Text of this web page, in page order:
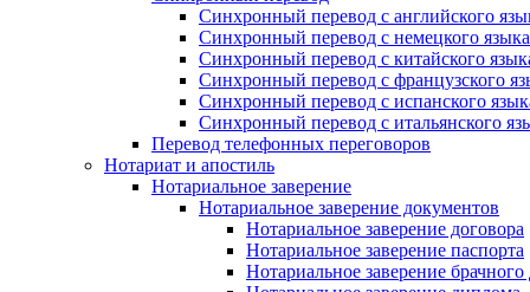
Синхронный перевод с английского
Синхронный перевод с немецкого языка
Синхронный перевод с китайского
Синхронный перевод с французского
Синхронный перевод с испанского
Синхронный перевод с итальянского
Перевод телефонных переговоров
Нотариат и апостиль
Нотариальное заверение
Нотариальное заверение документов
Нотариальное заверение договора
Нотариальное заверение паспорта
Нотариальное заверение брачного